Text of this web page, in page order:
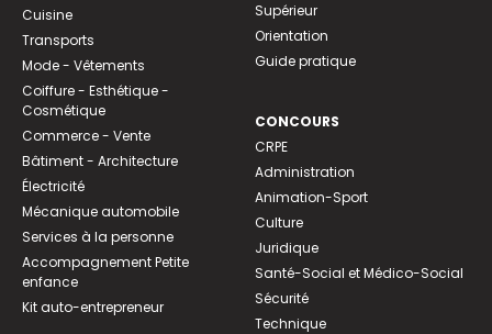
Cuisine
Transports
Mode - Vêtements
Coiffure - Esthétique -
Cosmétique
Commerce - Vente
Bâtiment - Architecture
Électricité
Mécanique automobile
Services à la personne
Accompagnement Petite
enfance
Kit auto-entrepreneur
Supérieur
Orientation
Guide pratique
CONCOURS
CRPE
Administration
Animation-Sport
Culture
Juridique
Santé-Social et Médico-Social
Sécurité
Technique